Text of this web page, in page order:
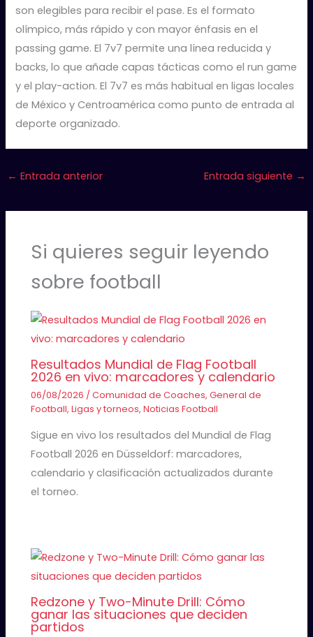
son elegibles para recibir el pase. Es el formato
olímpico, más rápido y con mayor énfasis en el
passing game. El 7v7 permite una línea reducida y
backs, lo que añade capas tácticas como el run game
y el play-action. El 7v7 es más habitual en ligas locales
de México y Centroamérica como punto de entrada al
deporte organizado.
← Entrada anterior Entrada siguiente →
Si quieres seguir leyendo
sobre football
Resultados Mundial de Flag Football
2026 en vivo: marcadores y calendario
06/08/2026 /Comunidad de Coaches,General de
Football,Ligas y torneos,Noticias Football
Sigue en vivo los resultados del Mundial de Flag
Football 2026 en Düsseldorf: marcadores,
calendario y clasificación actualizados durante
el torneo.
Redzone y Two-Minute Drill: Cómo
ganar las situaciones que deciden
partidos